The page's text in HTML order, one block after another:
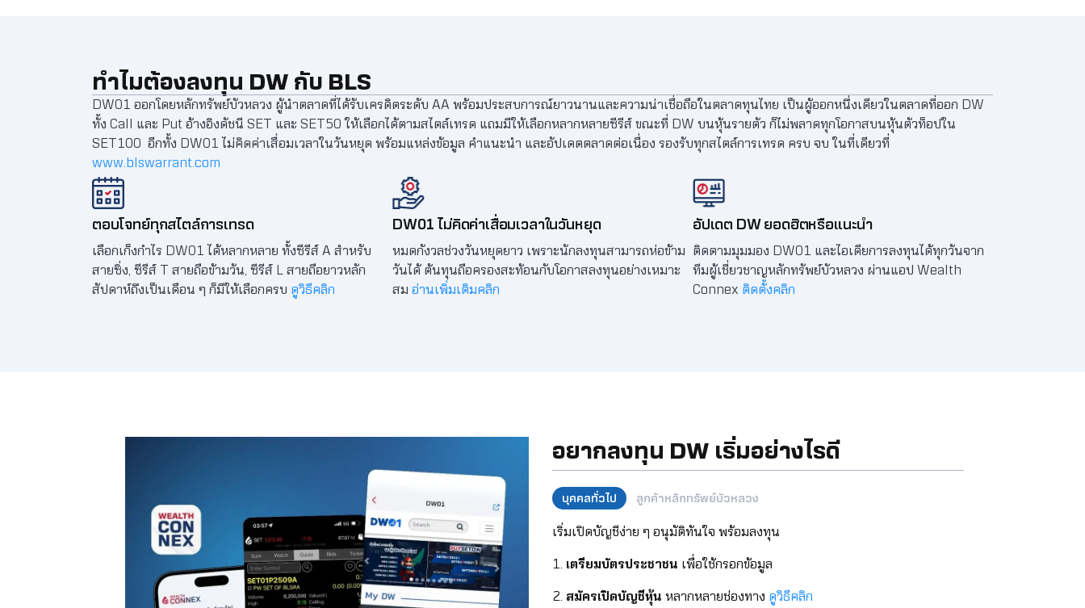
ทำไมต้องลงทุน DW กับ BLS
DW01 ออกโดยหลักทรัพย์บัวหลวง ผู้นำตลาดที่ได้รับเครดิตระดับ AA พร้อมประสบการณ์ยาวนานและความน่าเชื่อถือในตลาดทุนไทย เป็นผู้ออกหนึ่งเดียวในตลาดที่ออก DW
ทั้ง Call และ Put อ้างอิงดัชนี SET และ SET50 ให้เลือกได้ตามสไตล์เทรด แถมมีให้เลือกหลากหลายซีรีส์ ขณะที่ DW บนหุ้นรายตัว ก็ไม่พลาดทุกโอกาสบนหุ้นตัวท็อปใน
SET100 อีกทั้ง DW01 ไม่คิดค่าเสื่อมเวลาในวันหยุด พร้อมแหล่งข้อมูล คำแนะนำ และอัปเดตตลาดต่อเนื่อง รองรับทุกสไตล์การเทรด ครบ จบ ในที่เดียวที่
www.blswarrant.com
ตอบโจทย์ทุกสไตล์การเทรด
เลือกเก็งกำไร DW01 ได้หลากหลาย ทั้งซีรีส์ A สำหรับ
สายซิ่ง, ซีรีส์ T สายถือข้ามวัน, ซีรีส์ L สายถือยาวหลัก
สัปดาห์ถึงเป็นเดือน ๆ ก็มีให้เลือกครบ ดูวิธีคลิก
DW01 ไม่คิดค่าเสื่อมเวลาในวันหยุด
หมดกังวลช่วงวันหยุดยาว เพราะนักลงทุนสามารถห่อข้าม
วันได้ ต้นทุนถือครองสะท้อนกับโอกาสลงทุนอย่างเหมาะ
สมอ่านเพิ่มเติมคลิก
อัปเดต DW ยอดฮิตหรือแนะนำ
ติดตามมุมมอง DW01 และไอเดียการลงทุนได้ทุกวันจาก
ทีมผู้เชี่ยวชาญหลักทรัพย์บัวหลวง ผ่านแอป Wealth
Connex ติดตั้งคลิก
อยากลงทุน DW เริ่มอย่างไรดี
บุคคลทั่วไป ลูกค้าหลักทรัพย์บัวหลวง
เริ่มเปิดบัญชีง่าย ๆ อนุมัติทันใจ พร้อมลงทุน
1. เตรียมบัตรประชาชน เพื่อใช้กรอกข้อมูล
2. สมัครเปิดบัญชีหุ้นหลากหลายช่องทาง ดูวิธีคลิก